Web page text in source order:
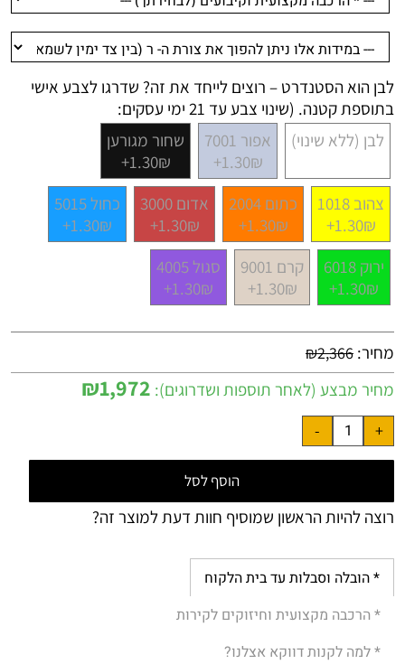
לבן הוא הסטנדרט – רוצים לייחד את זה? שדרגו לצבע אישי
בתוספת קטנה. (שינוי צבע עד 21 ימי עסקים:
לבן (ללא שינוי)
אפור 7001
1.30₪+
שחור מגורען
1.30₪+
צהוב 1018
1.30₪+
כתום 2004
1.30₪+
אדום 3000
1.30₪+
כחול 5015
1.30₪+
ירוק 6018
1.30₪+
קרם 9001
1.30₪+
סגול 4005
1.30₪+
מחיר: ₪2,366
מחיר מבצע (לאחר תוספות ושדרוגים): ₪1,972
הוסף לסל
רוצה להיות הראשון שמוסיף חוות דעת למוצר זה?
* הובלה וסבלות עד בית הלקוח
* הרכבה מקצועית וחיזוקים לקירות
* למה לקנות דווקא אצלנו?